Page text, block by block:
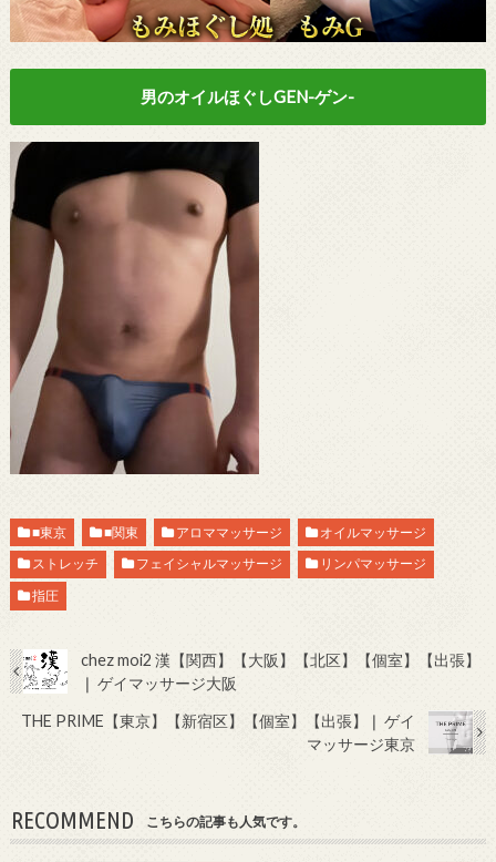
男のオイルほぐしGEN-ゲン-
■東京 ■関東 アロママッサージ
オイルマッサージ
ストレッチ
フェイシャルマッサージ
リンパマッサージ
指圧
chez moi2 漢【関西】【大阪】【北区】【個室】【出張】
❘ ゲイマッサージ大阪
THE PRIME【東京】【新宿区】【個室】【出張】❘ ゲイ
マッサージ東京
RECOMMEND こちらの記事も人気です。